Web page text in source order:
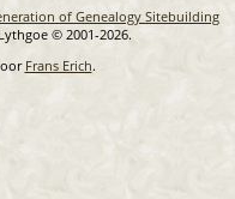
of Genealogy Sitebuilding
© 2001-2026.
Frans Erich.